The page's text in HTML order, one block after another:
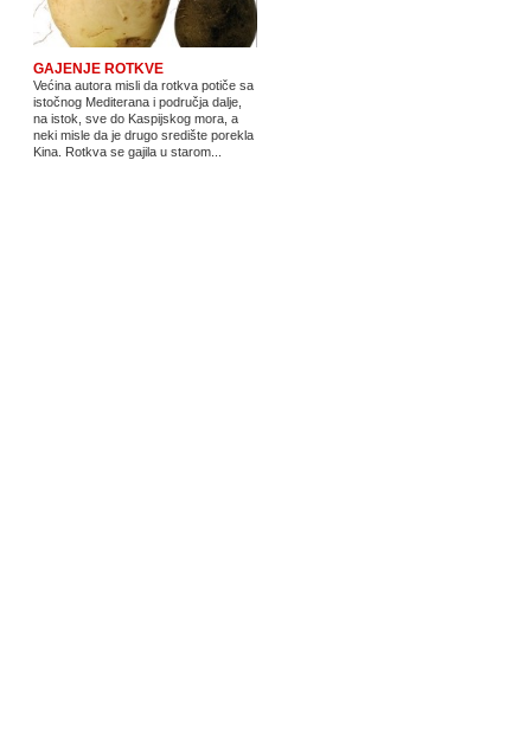
GAJENJE ROTKVE
Većina autora misli da rotkva potiče sa
istočnog Mediterana i područja dalje,
na istok, sve do Kaspijskog mora, a
neki misle da je drugo središte porekla
Kina. Rotkva se gajila u starom...